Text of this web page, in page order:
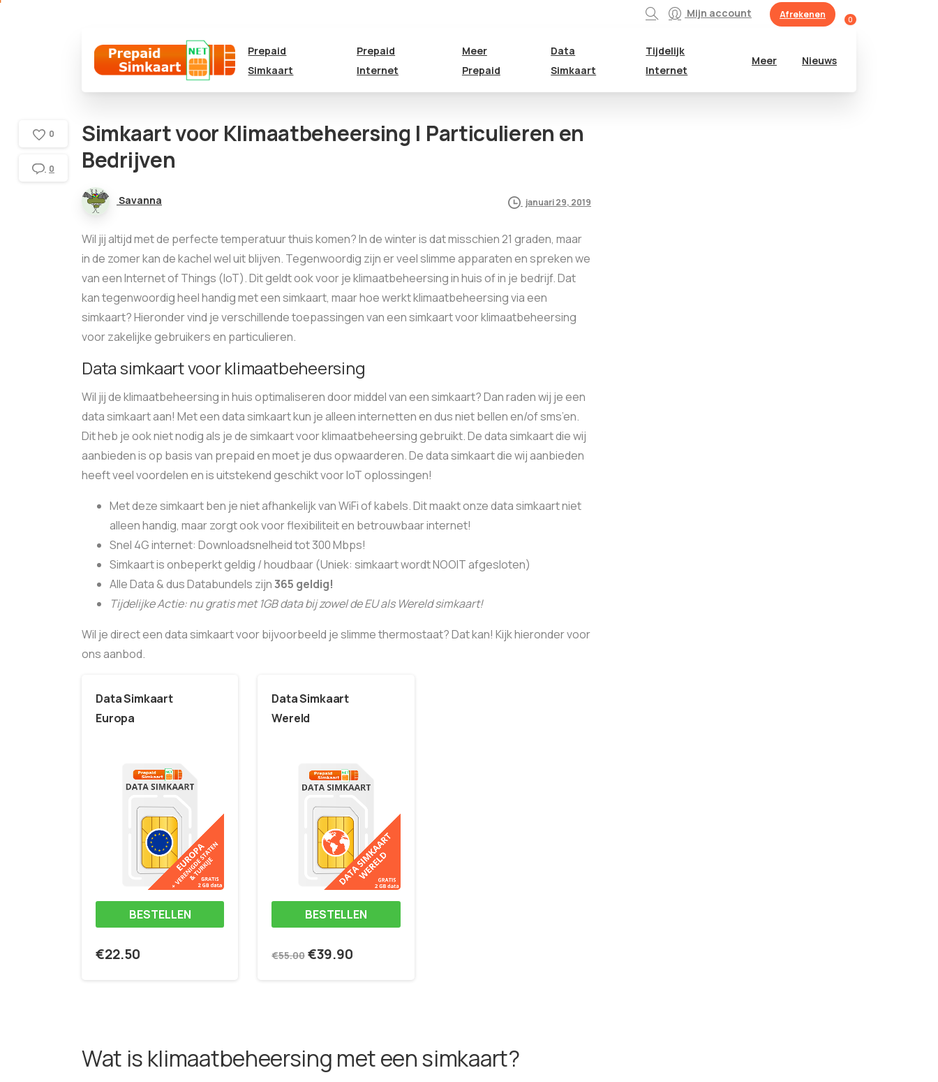
Mijn account Afrekenen 0
Prepaid
Simkaart
Prepaid
Internet
Meer
Prepaid
Data
Simkaart
Tijdelijk
Internet
Meer Nieuws
Simkaart voor Klimaatbeheersing | Particulieren en
Bedrijven
Savanna januari 29, 2019
Wil jij altijd met de perfecte temperatuur thuis komen? In de winter is dat misschien 21 graden, maar
in de zomer kan de kachel wel uit blijven. Tegenwoordig zijn er veel slimme apparaten en spreken we
van een Internet of Things (IoT). Dit geldt ook voor je klimaatbeheersing in huis of in je bedrijf. Dat
kan tegenwoordig heel handig met een simkaart, maar hoe werkt klimaatbeheersing via een
simkaart? Hieronder vind je verschillende toepassingen van een simkaart voor klimaatbeheersing
voor zakelijke gebruikers en particulieren.
Data simkaart voor klimaatbeheersing
Wil jij de klimaatbeheersing in huis optimaliseren door middel van een simkaart? Dan raden wij je een
data simkaart aan! Met een data simkaart kun je alleen internetten en dus niet bellen en/of sms’en.
Dit heb je ook niet nodig als je de simkaart voor klimaatbeheersing gebruikt. De data simkaart die wij
aanbieden is op basis van prepaid en moet je dus opwaarderen. De data simkaart die wij aanbieden
heeft veel voordelen en is uitstekend geschikt voor IoT oplossingen!
Met deze simkaart ben je niet afhankelijk van WiFi of kabels. Dit maakt onze data simkaart niet
alleen handig, maar zorgt ook voor flexibiliteit en betrouwbaar internet!
Snel 4G internet: Downloadsnelheid tot 300 Mbps!
Simkaart is onbeperkt geldig / houdbaar (Uniek: simkaart wordt NOOIT afgesloten)
Alle Data & dus Databundels zijn365 geldig!
Tijdelijke Actie: nu gratis met 1GB data bij zowel de EU als Wereld simkaart!
Wil je direct een data simkaart voor bijvoorbeeld je slimme thermostaat? Dat kan! Kijk hieronder voor
ons aanbod.
Data Simkaart
Europa
BESTELLEN
€22.50
Data Simkaart
Wereld
BESTELLEN
€55.00 €39.90
Wat is klimaatbeheersing met een simkaart?
0
0